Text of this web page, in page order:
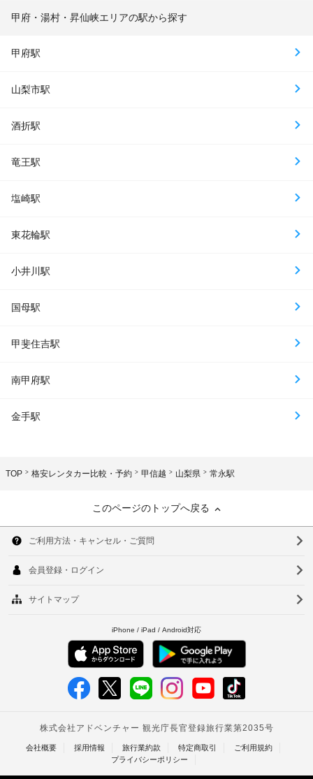
甲府・湯村・昇仙峡エリアの駅から探す
甲府駅
山梨市駅
酒折駅
竜王駅
塩崎駅
東花輪駅
小井川駅
国母駅
甲斐住吉駅
南甲府駅
金手駅
TOP 格安レンタカー比較・予約 甲信越 山梨県 常永駅
このページのトップへ戻る